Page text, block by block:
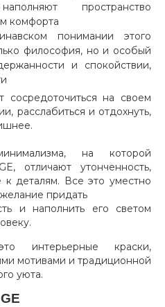
пространство
комфорта
понимании этого
философия, но и особый
и спокойствии,
на своем
расслабиться и отдохнуть,
на которой
отличают утонченность,
к деталям. Все это уместно
придать
и наполнить его светом
интерьерные краски,
мотивами и традиционной
уюта.